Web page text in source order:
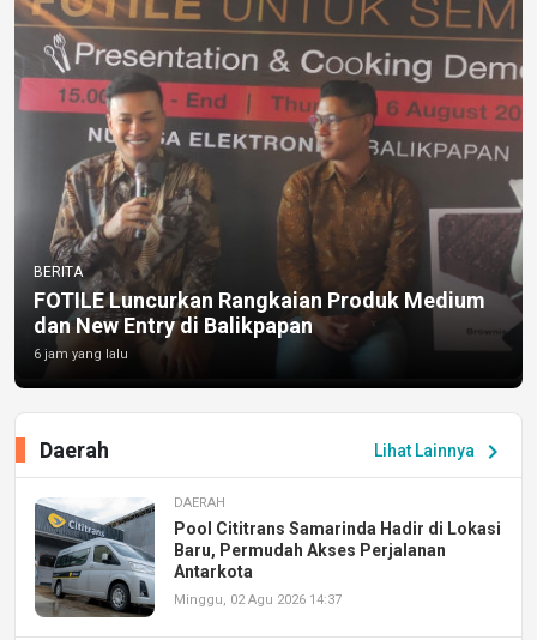
BERITA
FOTILE Luncurkan Rangkaian Produk Medium
dan New Entry di Balikpapan
6 jam yang lalu
Lihat Lainnya chevron_right
Daerah
DAERAH
Pool Cititrans Samarinda Hadir di Lokasi
Baru, Permudah Akses Perjalanan
Antarkota
Minggu, 02 Agu 2026 14:37